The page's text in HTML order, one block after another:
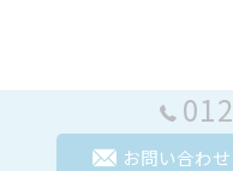
お問い合わせ